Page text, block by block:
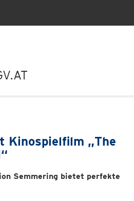
Kinospielfilm „The
Semmering bietet perfekte